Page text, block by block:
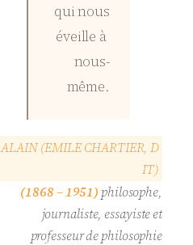
qui nous
éveille à
nous-
même.
ALAIN (EMILE CHARTIER, D
IT)
(1868 – 1951) philosophe,
journaliste, essayiste et
professeur de philosophie